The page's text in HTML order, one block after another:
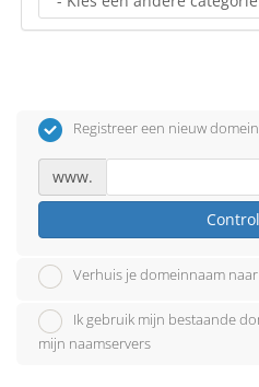
Registreer een nieuw domein
www.
Verhuis je domeinnaam
Ik gebruik mijn bestaande
mijn naamservers